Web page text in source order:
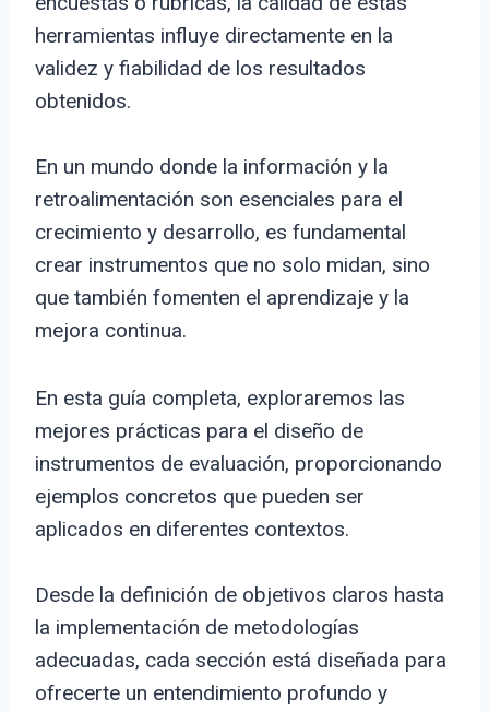
herramientas influye directamente en la
validez y fiabilidad de los resultados
obtenidos.
En un mundo donde la información y la
retroalimentación son esenciales para el
crecimiento y desarrollo, es fundamental
crear instrumentos que no solo midan, sino
que también fomenten el aprendizaje y la
mejora continua.
En esta guía completa, exploraremos las
mejores prácticas para el diseño de
instrumentos de evaluación, proporcionando
ejemplos concretos que pueden ser
aplicados en diferentes contextos.
Desde la definición de objetivos claros hasta
la implementación de metodologías
adecuadas, cada sección está diseñada para
ofrecerte un entendimiento profundo y